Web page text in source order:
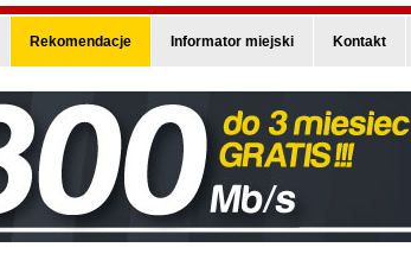
Rekomendacje Informator miejski Kontakt